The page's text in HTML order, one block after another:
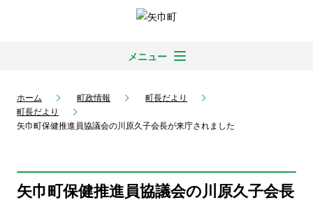
メニュー
ホーム 町政情報
町長だより
町長だより
矢巾町保健推進員協議会の川原久子会長が来庁されました
矢巾町保健推進員協議会の川原久子会長